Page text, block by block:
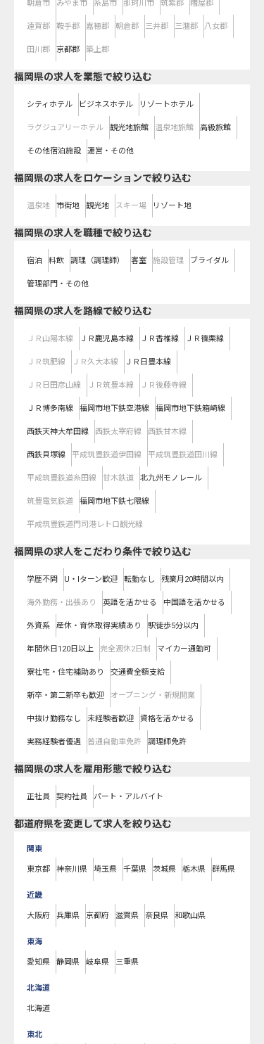
朝倉市 みやま市 糸島市 那珂川市 筑紫郡 糟屋郡
遠賀郡 鞍手郡 嘉穂郡 朝倉郡 三井郡 三潴郡 八女郡
田川郡 京都郡 築上郡
福岡県の求人を業態で絞り込む
シティホテル ビジネスホテル リゾートホテル
ラグジュアリーホテル 観光地旅館 温泉地旅館 高級旅館
その他宿泊施設 運営・その他
福岡県の求人をロケーションで絞り込む
温泉地 市街地 観光地 スキー場 リゾート地
福岡県の求人を職種で絞り込む
宿泊 料飲 調理（調理師） 客室 施設管理 ブライダル
管理部門・その他
福岡県の求人を路線で絞り込む
ＪＲ山陽本線 ＪＲ鹿児島本線 ＪＲ香椎線 ＪＲ篠栗線
ＪＲ筑肥線 ＪＲ久大本線 ＪＲ日豊本線
ＪＲ日田彦山線 ＪＲ筑豊本線 ＪＲ後藤寺線
ＪＲ博多南線 福岡市地下鉄空港線 福岡市地下鉄箱崎線
西鉄天神大牟田線 西鉄太宰府線 西鉄甘木線
西鉄貝塚線 平成筑豊鉄道伊田線 平成筑豊鉄道田川線
平成筑豊鉄道糸田線 甘木鉄道 北九州モノレール
筑豊電気鉄道 福岡市地下鉄七隈線
平成筑豊鉄道門司港レトロ観光線
福岡県の求人をこだわり条件で絞り込む
学歴不問 U・Iターン歓迎 転勤なし 残業月20時間以内
海外勤務・出張あり 英語を活かせる 中国語を活かせる
外資系 産休・育休取得実績あり 駅徒歩5分以内
年間休日120日以上 完全週休2日制 マイカー通勤可
寮社宅・住宅補助あり 交通費全額支給
新卒・第二新卒も歓迎 オープニング・新規開業
中抜け勤務なし 未経験者歓迎 資格を活かせる
実務経験者優遇 普通自動車免許 調理師免許
福岡県の求人を雇用形態で絞り込む
正社員 契約社員 パート・アルバイト
都道府県を変更して求人を絞り込む
関東
東京都 神奈川県 埼玉県 千葉県 茨城県 栃木県 群馬県
近畿
大阪府 兵庫県 京都府 滋賀県 奈良県 和歌山県
東海
愛知県 静岡県 岐阜県 三重県
北海道
北海道
東北